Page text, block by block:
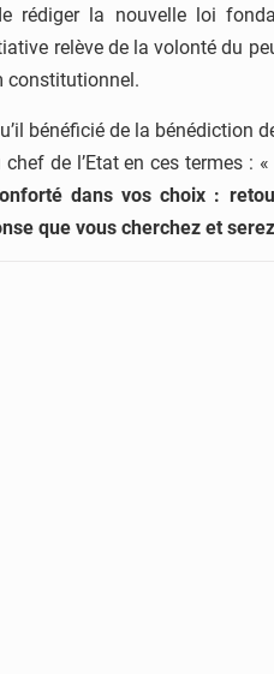
rédiger la nouvelle loi
relève de la volonté du
constitutionnel.
bénéficié de la bénédiction
de l’Etat en ces termes : «
dans vos choix :
que vous cherchez et